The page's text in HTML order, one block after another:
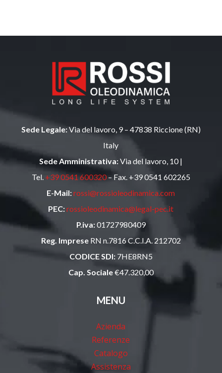
Sede Legale:Via del lavoro, 9 – 47838 Riccione (RN)
Italy
Sede Amministrativa:Via del lavoro, 10 |
Tel. +39 0541 600320– Fax. +39 0541 602265
E-Mail:rossi@rossioleodinamica.com
PEC:rossioleodinamica@legal-pec.it
P.iva:01727980409
Reg. ImpreseRN n.7816 C.C.I.A. 212702
CODICE SDI: 7HE8RN5
Cap. Sociale€47.320,00
MENU
Azienda
Referenze
Catalogo
Assistenza